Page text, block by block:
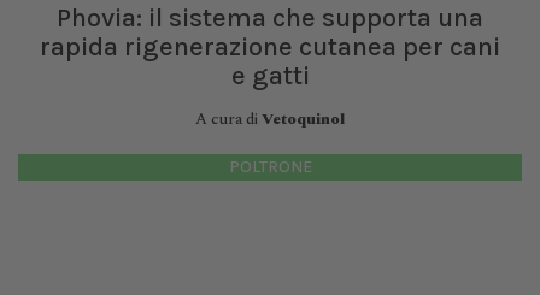
Phovia: il sistema che supporta una
rapida rigenerazione cutanea per cani
e gatti
A cura diVetoquinol
POLTRONE